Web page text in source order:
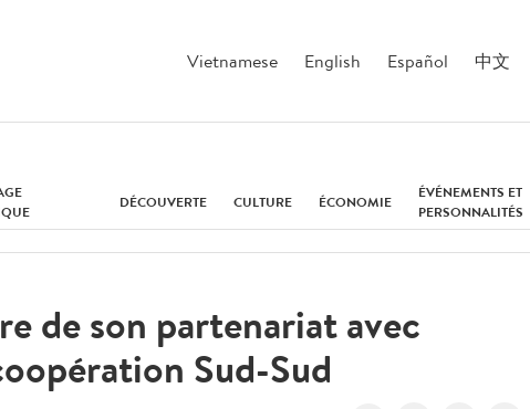
Vietnamese English Español 中文
DÉCOUVERTE CULTURE ÉCONOMIE
ÉVÉNEMENTS ET
PERSONNALITÉS
de son partenariat avec
Sud-Sud